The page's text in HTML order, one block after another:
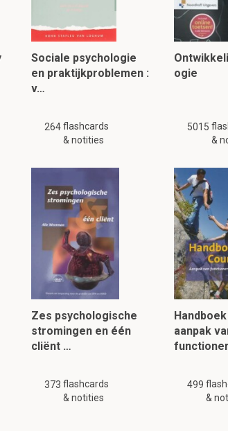
Sociale psychologie
en praktijkproblemen :
v…
264 flashcards
& notities
ogie
5015
&
Zes psychologische
stromingen en één
cliënt …
373 flashcards
& notities
aanpak
499
&